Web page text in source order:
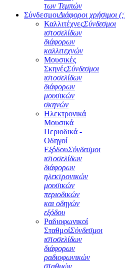
των Τεμπών
ΣύνδεσμοιΔιάφοροι χρήσιμοι
ΚαλλιτέχνεςΣύνδεσμοι
ιστοσελίδων
διάφορων
καλλιτεχνών
Μουσικές
ΣκηνέςΣύνδεσμοι
ιστοσελίδων
διάφορων
μουσικών
σκηνών
Ηλεκτρονικά
Μουσικά
Περιοδικά -
Οδηγοί
ΕξόδουΣύνδεσμοι
ιστοσελίδων
διάφορων
ηλεκτρονικών
μουσικών
περιοδικών
και οδηγών
εξόδου
Ραδιοφωνικοί
ΣταθμοίΣύνδεσμοι
ιστοσελίδων
διάφορων
ραδιοφωνικών